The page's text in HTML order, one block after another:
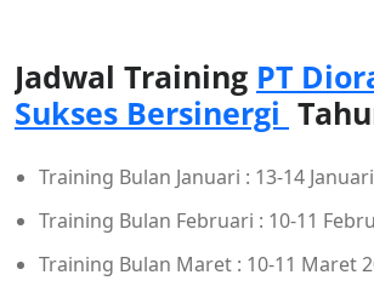
Jadwal Training PT
Sukses Bersinergi
Training Bulan Januari : 13-14
Training Bulan Februari : 10-11
Training Bulan Maret : 10-11 Maret